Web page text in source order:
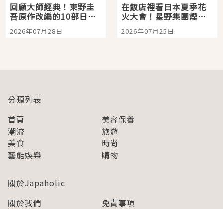
回顧大師經典！東野圭
吾原作改編的10部日本
影視作品推薦
2026年07月28日
在飯店裡看日本夏季花
火大會！星野集團煙火
景觀飯店6選，讓你不用
人擠人悠閒欣賞
2026年07月25日
分類列表
首頁
美容保養
潮流
旅遊
美食
時尚
藝能娛樂
購物
關於Japaholic
關於我們
免責事項